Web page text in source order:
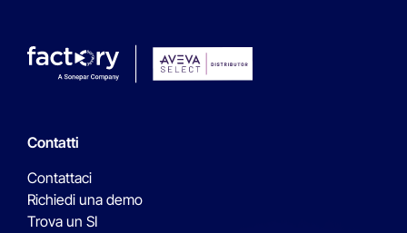
Contatti
Contattaci
Richiedi una demo
Trova un SI